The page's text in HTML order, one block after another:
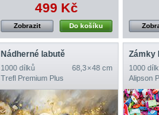
499 Kč
Do košíku
Zobrazit
Nádherné labutě
1000 dílků
68,3 × 48 cm
Trefl Premium Plus
Zámky
1000
Alipson